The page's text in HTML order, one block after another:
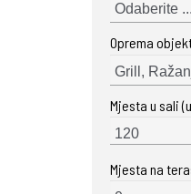
Odaberite ...
Oprema
Grill,
Mjesta u sali
Mjesta na